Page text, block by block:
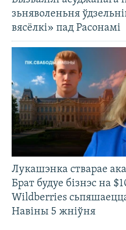
зьняволеньня
вясёлкі» пад Расонамі
Лукашэнка стварае
Брат будуе бізнэс на
Wildberries
Навіны 5 жніўня